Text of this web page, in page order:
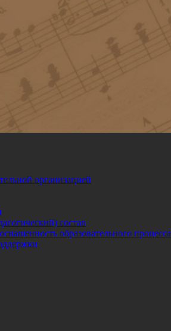
организацией
состав
образовательного процесса